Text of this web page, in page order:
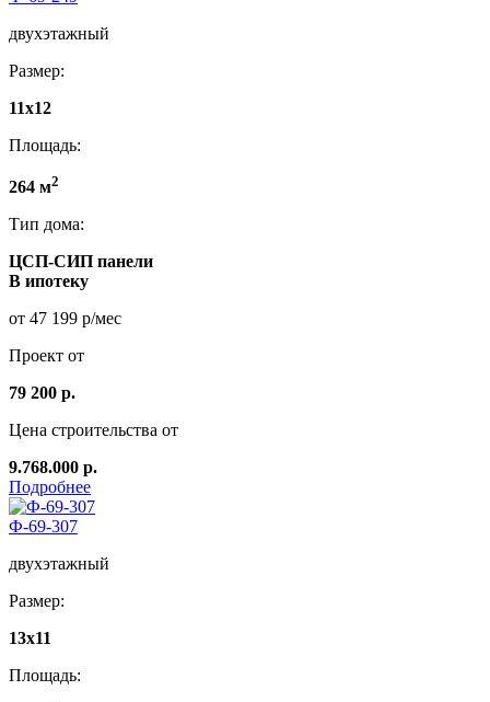
двухэтажный
Размер:
11x12
Площадь:
264 м2
Тип дома:
ЦСП-СИП панели
В ипотеку
от 47 199 р/мес
Проект от
79 200 р.
Цена строительства от
9.768.000 р.
Подробнее
Ф-69-307
двухэтажный
Размер:
13x11
Площадь: